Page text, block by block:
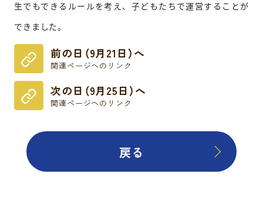
生でもできるルールを考え、子どもたちで運営することが
できました。
前の日（9月21日）へ
関連ページへのリンク
次の日（9月25日）へ
関連ページへのリンク
戻る